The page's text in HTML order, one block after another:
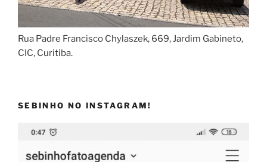
Rua Padre Francisco Chylaszek, 669, Jardim Gabineto,
CIC, Curitiba.
SEBINHO NO INSTAGRAM!